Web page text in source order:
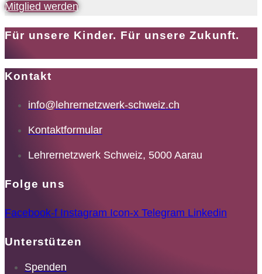
Mitglied werden
Für unsere Kinder. Für unsere Zukunft.
Kontakt
info@lehrernetzwerk-schweiz.ch
Kontaktformular
Lehrernetzwerk Schweiz, 5000 Aarau
Folge uns
Facebook-f Instagram Icon-x Telegram Linkedin
Unterstützen
Spenden